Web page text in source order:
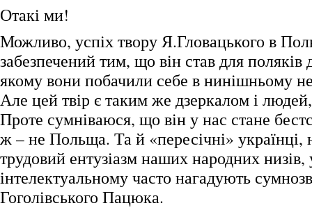
Отакі ми!
Можливо, успіх твору Я.Гловацького в
забезпечений тим, що він став для поляків
якому вони побачили себе в нинішньому
Але цей твір є таким же дзеркалом і
Проте сумніваюся, що він у нас стане
ж – не Польща. Та й «пересічні»
трудовий ентузіазм наших народних низів,
інтелектуальному часто нагадують
Гоголівського Пацюка.